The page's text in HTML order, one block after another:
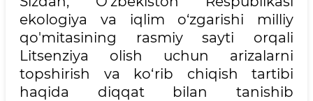
ekologiya va iqlim o‘zgarishi milliy
qo'mitasining rasmiy sayti orqali
Litsenziya olish uchun arizalarni
topshirish va ko‘rib chiqish tartibi
haqida diqqat bilan tanishib